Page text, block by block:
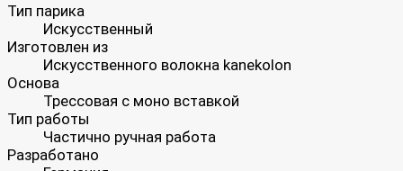
Тип парика
Искусственный
Изготовлен из
Искусственного волокна kanekolon
Основа
Трессовая с моно вставкой
Тип работы
Частично ручная работа
Разработано